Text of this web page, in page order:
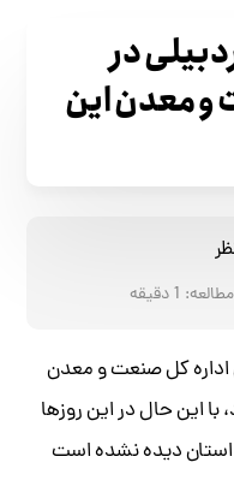
در
و معدن این
1دقیقه
اداره کل صنعت و معدن
این حال در این روزها
دیده نشده است